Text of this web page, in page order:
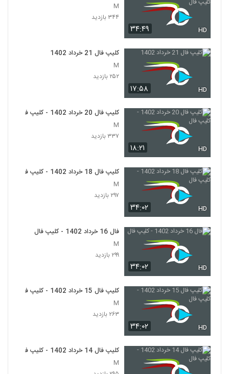
۳۴:۴۹ HD
M
۳۴۴ بازدید
۱۷:۵۸ HD
کلیپ فال 21 خرداد 1402
M
۲۵۲ بازدید
۱۸:۲۱ HD
کلیپ فال 20 خرداد 1402 - کلیپ فال
M
۳۳۷ بازدید
۳۴:۰۲ HD
کلیپ فال 18 خرداد 1402 - کلیپ فال
M
۲۹۷ بازدید
۳۴:۰۲ HD
فال 16 خرداد 1402 - کلیپ فال
M
۲۹۹ بازدید
۳۴:۰۲ HD
کلیپ فال 15 خرداد 1402 - کلیپ فال
M
۲۶۳ بازدید
کلیپ فال 14 خرداد 1402 - کلیپ فال
M